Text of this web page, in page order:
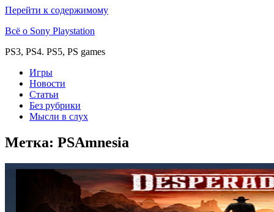
Перейти к содержимому
Всё о Sony Playstation
PS3, PS4. PS5, PS games
Игры
Новости
Статьи
Без рубрики
Мысли в слух
Метка: PSAmnesia